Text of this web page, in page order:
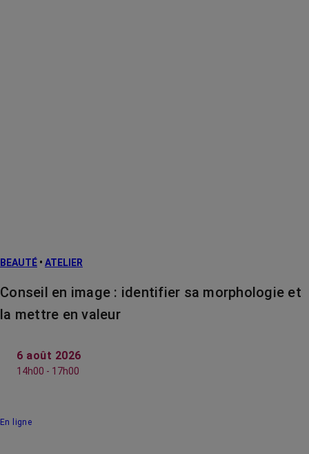
BEAUTÉ • ATELIER
Conseil en image : identifier sa morphologie et
la mettre en valeur
6 août 2026
14h00 - 17h00
En ligne